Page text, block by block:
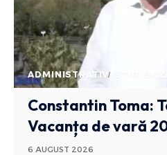
ADMINISTRATIV STIRI
Constantin Toma:
Vacanța de vară
6 AUGUST 2026